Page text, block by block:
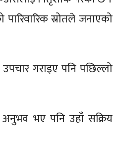
स्रोतले जनाएको
गराइए पनि पछिल्लो
अनुभव भए पनि उहाँ सक्रिय